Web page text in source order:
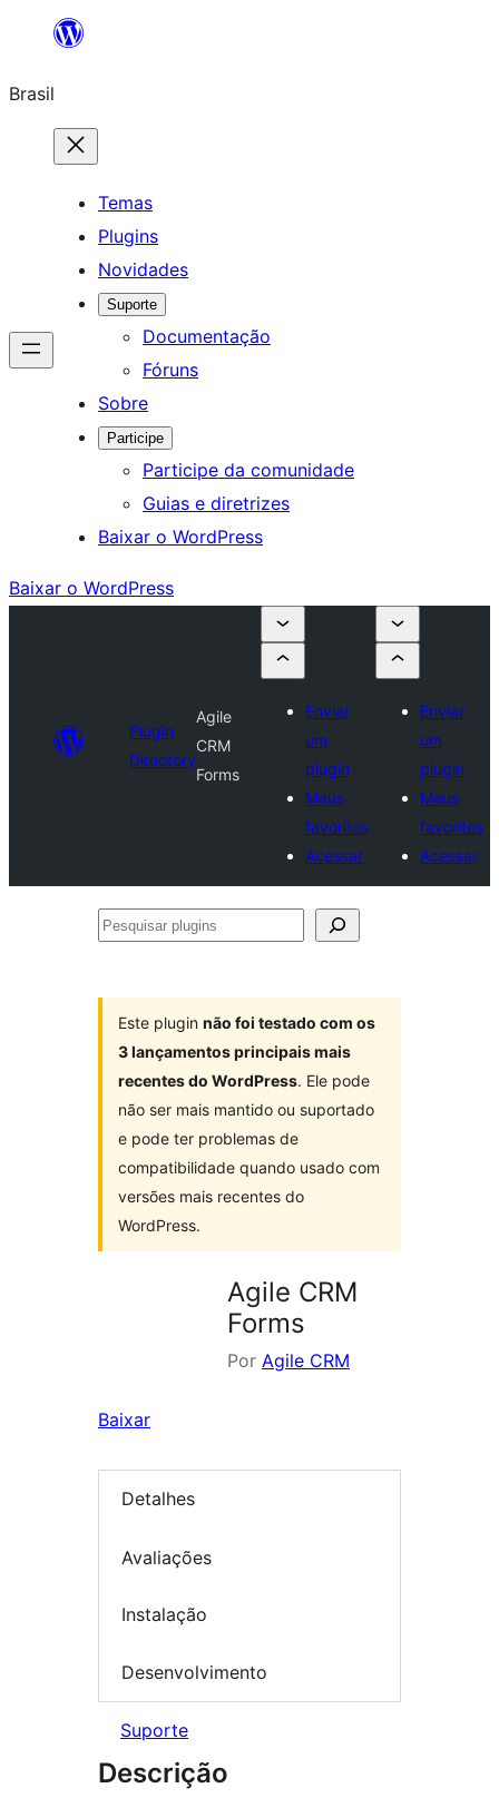
o
conteúdo
Brasil
Temas
Plugins
Novidades
Suporte
Documentação
Fóruns
Sobre
Participe
Participe da comunidade
Guias e diretrizes
Baixar o WordPress
Baixar o WordPress
Plugin
Directory
Agile
CRM
Forms
Enviar
um
plugin
Meus
favoritos
Acessar
Enviar
um
plugin
Meus
favoritos
Acessar
Pesquisar
Este plugin não foi testado com os
3 lançamentos principais mais
recentes do WordPress. Ele pode
não ser mais mantido ou suportado
e pode ter problemas de
compatibilidade quando usado com
versões mais recentes do
WordPress.
Agile CRM
Forms
Por Agile CRM
Baixar
Detalhes
Avaliações
Instalação
Desenvolvimento
Suporte
Descrição